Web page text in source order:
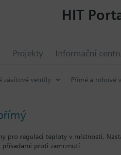
Projekty Informační
HIT
závitové ventily Přímé a rohové
pro regulaci teploty v místnosti.
přísadami proti zamrznutí